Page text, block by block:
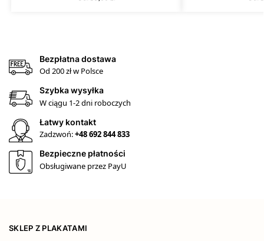
Bezpłatna dostawa
Od 200 zł w Polsce
Szybka wysyłka
W ciągu 1-2 dni roboczych
Łatwy kontakt
Zadzwoń:+48 692 844 833
Bezpieczne płatności
Obsługiwane przez PayU
SKLEP Z PLAKATAMI